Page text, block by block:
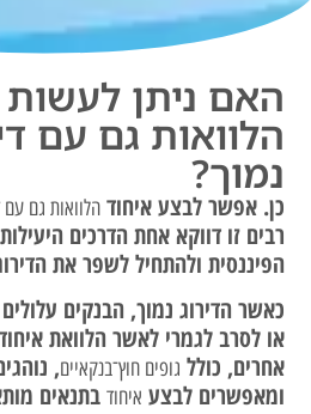
האם ניתן לעשות
הלוואות גם עם
נמוך?
כן. אפשר לבצע איחודהלוואות גם עם
רבים זו דווקא אחת הדרכים
הפיננסית ולהתחיל לשפר את
כאשר הדירוג נמוך, הבנקים
או לסרב לגמרי לאשר הלוואת
אחרים, כולל גופים חוץ־בנקאיים,
ומאפשרים לבצע איחוד בתנאים